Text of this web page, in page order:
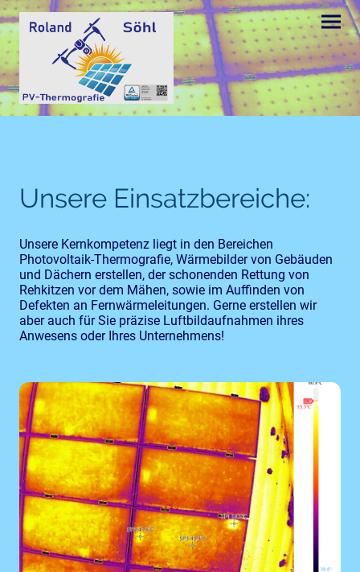
Unsere Einsatzbereiche:
Unsere Kernkompetenz liegt in den Bereichen
Photovoltaik-Thermografie, Wärmebilder von Gebäuden
und Dächern erstellen, der schonenden Rettung von
Rehkitzen vor dem Mähen, sowie im Auffinden von
Defekten an Fernwärmeleitungen. Gerne erstellen wir
aber auch für Sie präzise Luftbildaufnahmen ihres
Anwesens oder Ihres Unternehmens!